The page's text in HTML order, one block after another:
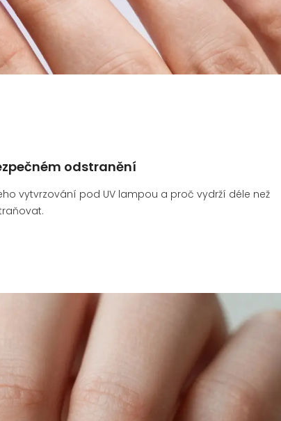
odstranění
vytvrzování pod UV lampou a proč vydrží déle než